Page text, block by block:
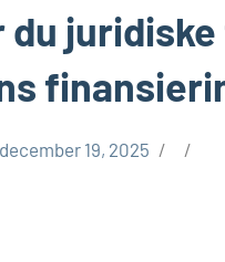
du
december 19, 2025